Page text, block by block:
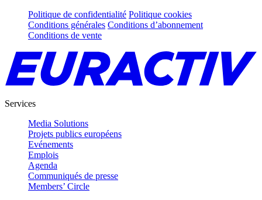
Politique de confidentialité Politique cookies
Conditions générales Conditions d’abonnement
Conditions de vente
Services
Media Solutions
Projets publics européens
Evénements
Emplois
Agenda
Communiqués de presse
Members’ Circle